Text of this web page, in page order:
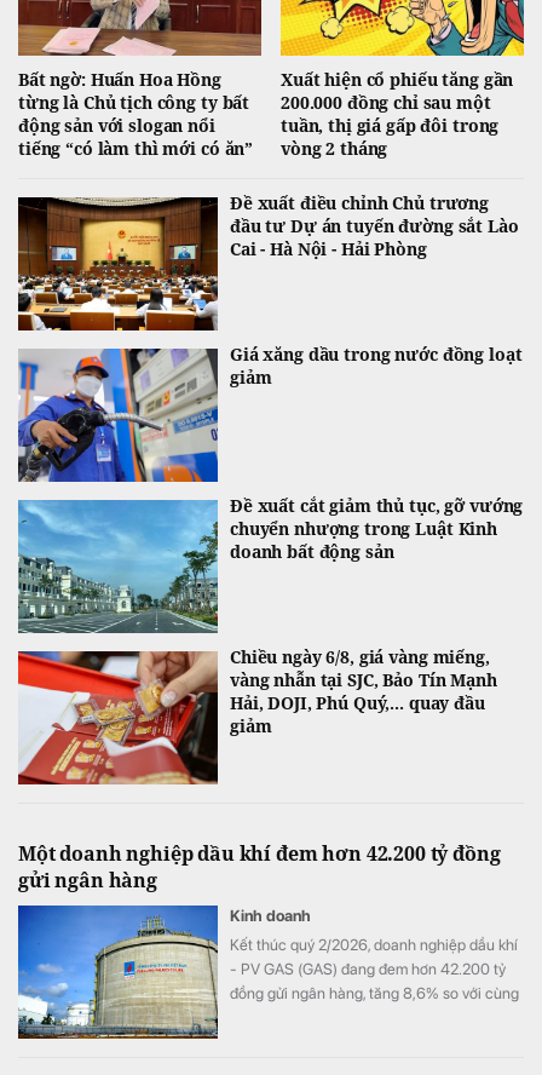
Bất ngờ: Huấn Hoa Hồng
từng là Chủ tịch công ty bất
động sản với slogan nổi
tiếng “có làm thì mới có ăn”
Xuất hiện cổ phiếu tăng gần
200.000 đồng chỉ sau một
tuần, thị giá gấp đôi trong
vòng 2 tháng
Đề xuất điều chỉnh Chủ trương
đầu tư Dự án tuyến đường sắt Lào
Cai - Hà Nội - Hải Phòng
Giá xăng dầu trong nước đồng loạt
giảm
Đề xuất cắt giảm thủ tục, gỡ vướng
chuyển nhượng trong Luật Kinh
doanh bất động sản
Chiều ngày 6/8, giá vàng miếng,
vàng nhẫn tại SJC, Bảo Tín Mạnh
Hải, DOJI, Phú Quý,... quay đầu
giảm
Một doanh nghiệp dầu khí đem hơn 42.200 tỷ đồng
gửi ngân hàng
Kinh doanh
Kết thúc quý 2/2026, doanh nghiệp dầu khí
- PV GAS (GAS) đang đem hơn 42.200 tỷ
đồng gửi ngân hàng, tăng 8,6% so với cùng